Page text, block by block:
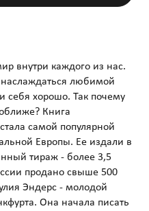
внутри каждого из нас.
любимой
себя хорошо. Так почему
Книга
самой популярной
Европы. Ее издали в
тираж - более 3,5
продано свыше 500
Эндерс - молодой
Она начала писать